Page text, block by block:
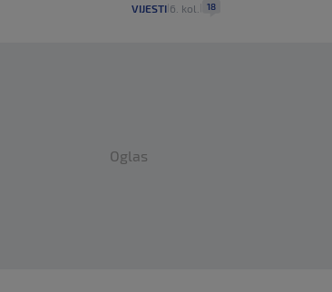
VIJESTI| 6. kol. 18
Oglas